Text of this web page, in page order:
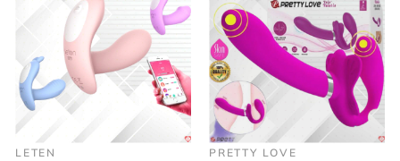
LETEN PRETTY LOVE